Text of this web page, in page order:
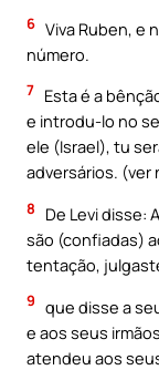
6 Viva Ruben, e
número.
7 Esta é a
e introdu-lo no
ele (Israel), tu
adversários. (ver
8
De Levi disse:
são (confiadas)
tentação,
9 que disse a
e aos seus
atendeu aos